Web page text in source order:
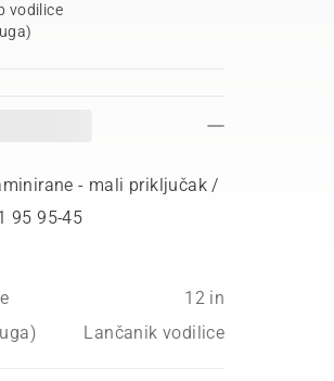
vodilice
- mali priključak /
95 95‑45
12 in
Lančanik vodilice